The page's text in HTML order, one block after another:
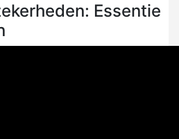
Essentie